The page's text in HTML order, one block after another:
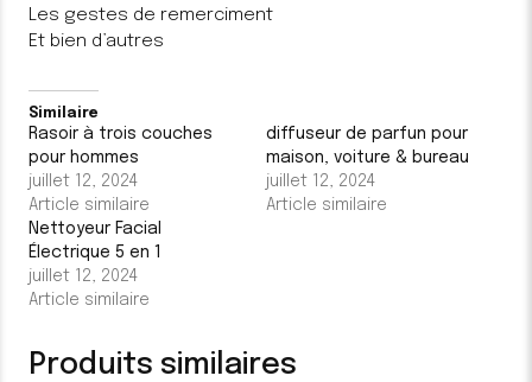
Les gestes de remerciment
Et bien d’autres
Similaire
Rasoir à trois couches
pour hommes
juillet 12, 2024
Article similaire
diffuseur de parfun pour
maison, voiture & bureau
juillet 12, 2024
Article similaire
Nettoyeur Facial
Électrique 5 en 1
juillet 12, 2024
Article similaire
Produits similaires